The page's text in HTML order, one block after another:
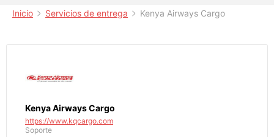
Inicio Servicios de entrega Kenya Airways Cargo
Kenya Airways Cargo
https://www.kqcargo.com
Soporte